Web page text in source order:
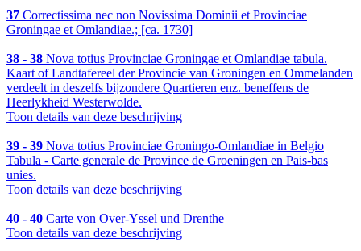
37 Correctissima nec non Novissima Dominii et Provinciae
Groningae et Omlandiae.; [ca. 1730]
38 - 38 Nova totius Provinciae Groningae et Omlandiae tabula.
Kaart of Landtafereel der Provincie van Groningen en Ommelanden
verdeelt in deszelfs bijzondere Quartieren enz. beneffens de
Heerlykheid Westerwolde.
Toon details van deze beschrijving
39 - 39 Nova totius Provinciae Groningo-Omlandiae in Belgio
Tabula - Carte generale de Province de Groeningen en Pais-bas
unies.
Toon details van deze beschrijving
40 - 40 Carte von Over-Yssel und Drenthe
Toon details van deze beschrijving